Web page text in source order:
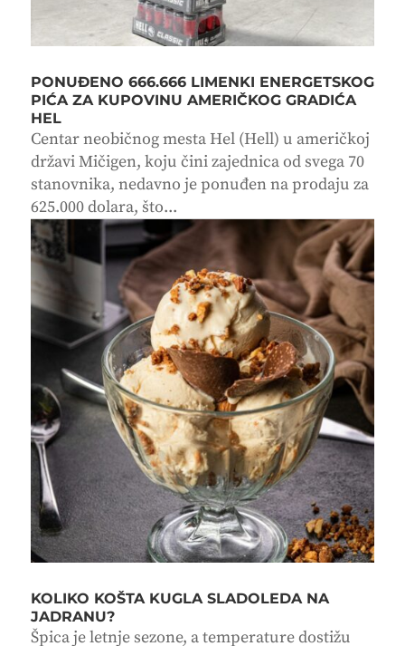
PONUĐENO 666.666 LIMENKI ENERGETSKOG
PIĆA ZA KUPOVINU AMERIČKOG GRADIĆA
HEL
Centar neobičnog mesta Hel (Hell) u američkoj
državi Mičigen, koju čini zajednica od svega 70
stanovnika, nedavno je ponuđen na prodaju za
625.000 dolara, što...
KOLIKO KOŠTA KUGLA SLADOLEDA NA
JADRANU?
Špica je letnje sezone, a temperature dostižu